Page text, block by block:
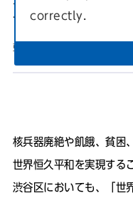
攻に対する
更新日
核兵器廃絶や飢餓、貧困
世界恒久平和を実現する
渋谷区においても、「世
correctly.